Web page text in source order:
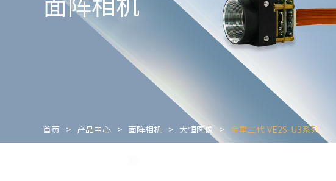
首页 > 产品中心 > 面阵相机 > 大恒图像 > 金星二代 VE2S-U3系列